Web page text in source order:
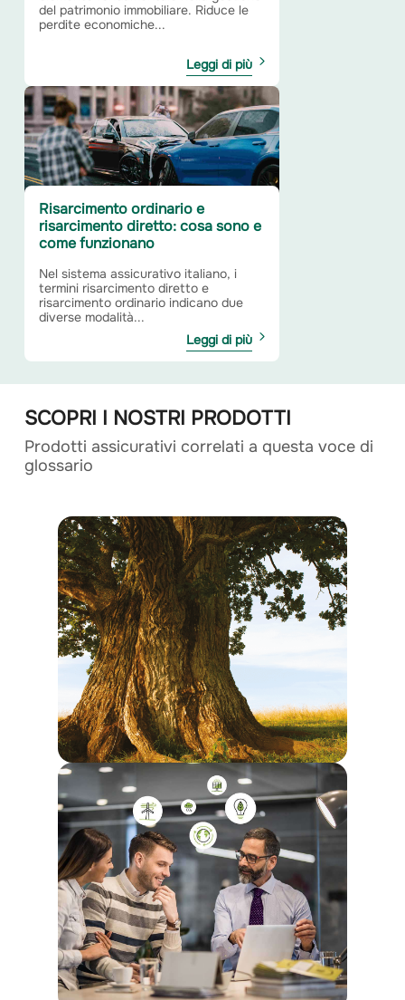
del patrimonio immobiliare. Riduce le
perdite economiche...
Leggi di più
Risarcimento ordinario e
risarcimento diretto: cosa sono e
come funzionano
Nel sistema assicurativo italiano, i
termini risarcimento diretto e
risarcimento ordinario indicano due
diverse modalità...
Leggi di più
SCOPRI I NOSTRI PRODOTTI
Prodotti assicurativi correlati a questa voce di
glossario